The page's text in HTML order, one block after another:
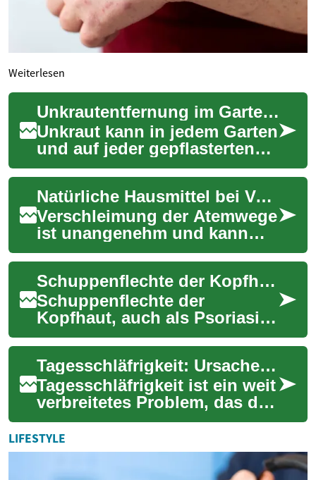
Weiterlesen
Unkrautentfernung im Garten und auf gepflasterten Flächen: Effektive Methoden und Tipps
Unkraut kann in jedem Garten
und auf jeder gepflasterten
Fläche zu einem lästigen
Problem werden. Es wächst
hartnäcki...
Natürliche Hausmittel bei Verschleimung: Praktische Tipps
Verschleimung der Atemwege
ist unangenehm und kann
sich hartnäckig halten.
Erfahren Sie, welche
natürlichen Hausmitte...
Schuppenflechte der Kopfhaut: Wirksame Behandlungsmöglichkeiten
Schuppenflechte der
Kopfhaut, auch als Psoriasis
capitis bekannt, ist eine
häufige Form der Psoriasis,
die für viele ...
Tagesschläfrigkeit: Ursachen, Symptome und natürliche Lösungsansätze
Tagesschläfrigkeit ist ein weit
verbreitetes Problem, das die
Lebensqualität und
Produktivität vieler Menschen
beeint...
LIFESTYLE